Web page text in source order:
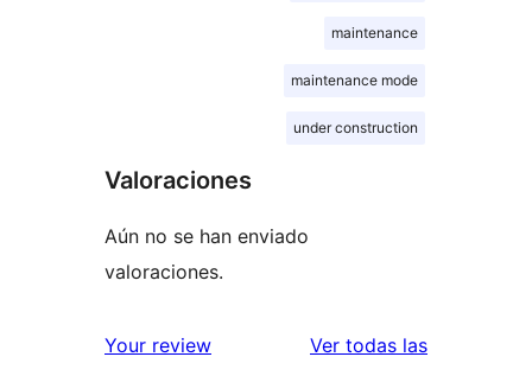
maintenance
maintenance mode
under construction
Valoraciones
Aún no se han enviado
valoraciones.
Your review Ver todas las